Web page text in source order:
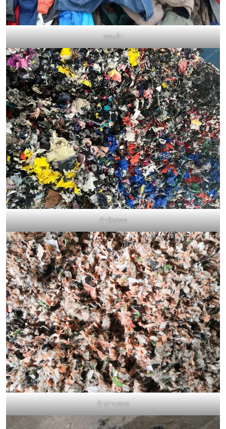
ขยะผ้า
ผ้าตัดย่อย
ผ้าม่านย่อย